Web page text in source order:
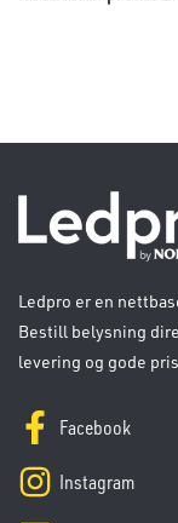
Ledpro er en
Bestill belysning
levering og gode
Facebook
Instagram